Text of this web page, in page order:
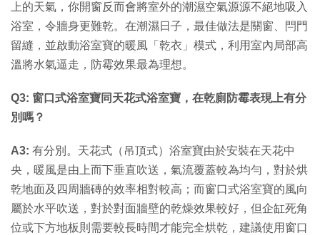
上的天氣，你開窗反而會將室外的潮濕空氣源源不絕地吸入
浴室，令牆身更難乾。在潮濕日子，最佳做法是關窗、閂門
留縫，並啟動浴室寶的暖風「乾衣」模式，利用室內局部高
溫將水氣逼走，防霉效果最為理想。
Q3: 窗口式浴室寶同天花式浴室寶，在乾廁防霉表現上有分
別嗎？
A3: 有分別。天花式（吊頂式）浴室寶由於安裝在天花中
央，暖風是由上而下垂直吹送，氣流覆蓋較為均勻，對於烘
乾地面及四周牆磚的效率相對較高；而窗口式浴室寶的風向
屬於水平吹送，對於對面牆壁的乾燥效果較好，但企缸死角
位或下方地板則需要較長時間才能完全烘乾，建議使用窗口